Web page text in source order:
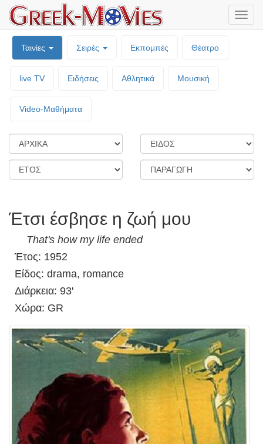
Ταινίες Σειρές Εκπομπές Θέατρο
live TV Ειδήσεις Αθλητικά Μουσική
Video-Mαθήματα
Έτσι έσβησε η ζωή μου
That's how my life ended
Έτος: 1952
Είδος: drama, romance
Διάρκεια: 93'
Χώρα: GR